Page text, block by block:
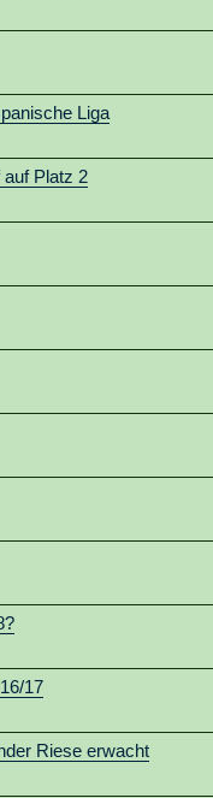
Liga
auf Platz 2
17
Riese erwacht